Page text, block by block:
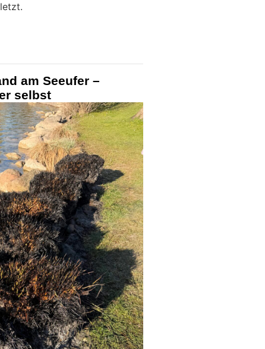
am Seeufer –
selbst